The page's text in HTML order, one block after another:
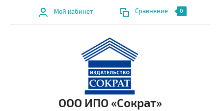
Мой кабинет Сравнение 0
ООО ИПО «Сократ»